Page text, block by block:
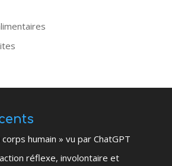
humain » vu par ChatGPT
réflexe, involontaire et